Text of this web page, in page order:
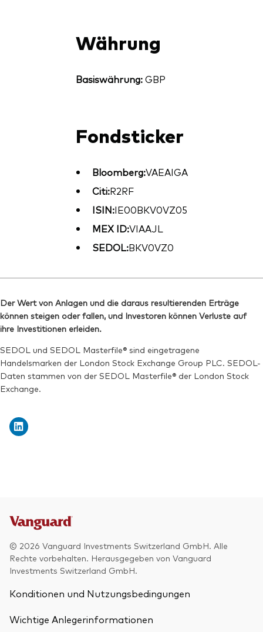
Währung
Basiswährung:GBP
Fondsticker
Bloomberg:VAEAIGA
Citi:R2RF
ISIN:IE00BKV0VZ05
MEX ID:VIAAJL
SEDOL:BKV0VZ0
Der Wert von Anlagen und die daraus resultierenden Erträge
können steigen oder fallen, und Investoren können Verluste auf
ihre Investitionen erleiden.
SEDOL und SEDOL Masterfile® sind eingetragene
Handelsmarken der London Stock Exchange Group PLC. SEDOL-
Daten stammen von der SEDOL Masterfile® der London Stock
Exchange.
© 2026 Vanguard Investments Switzerland GmbH. Alle
Rechte vorbehalten. Herausgegeben von Vanguard
Investments Switzerland GmbH.
Konditionen und Nutzungsbedingungen
Wichtige Anlegerinformationen